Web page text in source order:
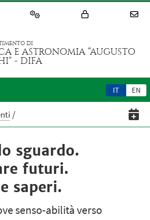
DI
E ASTRONOMIA “AUGUSTO
- DIFA
IT EN
sguardo.
futuri.
saperi.
senso-abilità verso